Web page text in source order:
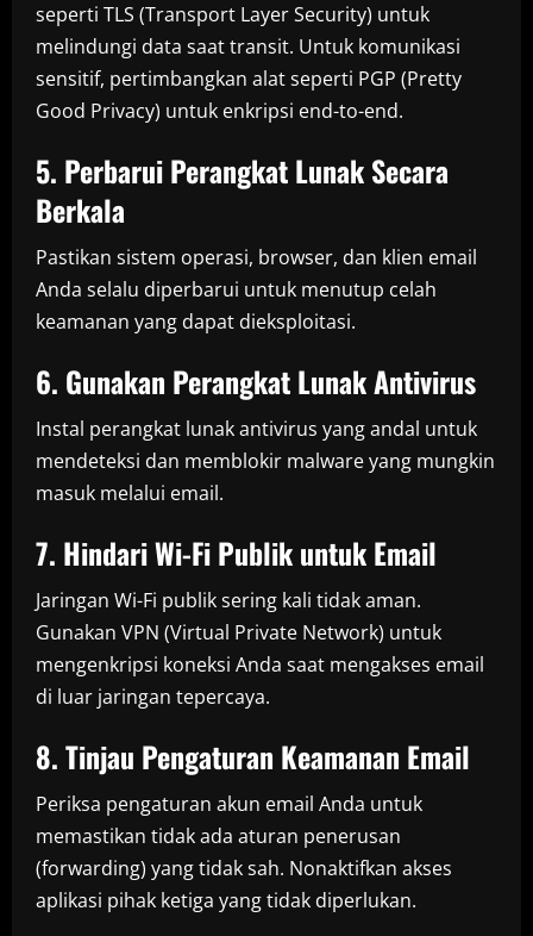
seperti TLS (Transport Layer Security) untuk
melindungi data saat transit. Untuk komunikasi
sensitif, pertimbangkan alat seperti PGP (Pretty
Good Privacy) untuk enkripsi end-to-end.
5. Perbarui Perangkat Lunak Secara
Berkala
Pastikan sistem operasi, browser, dan klien email
Anda selalu diperbarui untuk menutup celah
keamanan yang dapat dieksploitasi.
6. Gunakan Perangkat Lunak Antivirus
Instal perangkat lunak antivirus yang andal untuk
mendeteksi dan memblokir malware yang mungkin
masuk melalui email.
7. Hindari Wi-Fi Publik untuk Email
Jaringan Wi-Fi publik sering kali tidak aman.
Gunakan VPN (Virtual Private Network) untuk
mengenkripsi koneksi Anda saat mengakses email
di luar jaringan tepercaya.
8. Tinjau Pengaturan Keamanan Email
Periksa pengaturan akun email Anda untuk
memastikan tidak ada aturan penerusan
(forwarding) yang tidak sah. Nonaktifkan akses
aplikasi pihak ketiga yang tidak diperlukan.